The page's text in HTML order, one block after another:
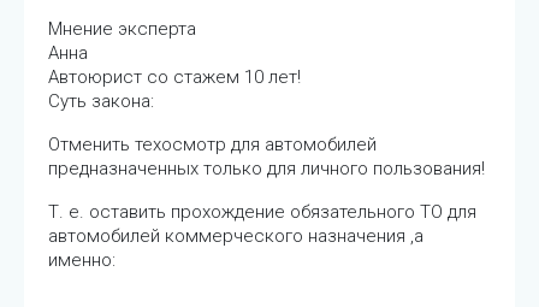
Мнение эксперта
Анна
Автоюрист со стажем 10 лет!
Суть закона:
Отменить техосмотр для автомобилей
предназначенных только для личного пользования!
Т. е. оставить прохождение обязательного ТО для
автомобилей коммерческого назначения ,а
именно: